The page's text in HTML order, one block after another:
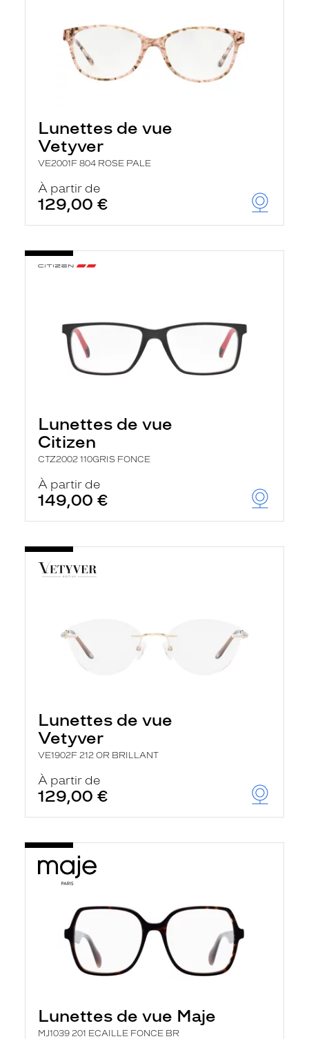
Lunettes de vue
Vetyver
VE2001F 804 ROSE PALE
À partir de
129,00 €
Lunettes de vue
Citizen
CTZ2002 110GRIS FONCE
À partir de
149,00 €
Lunettes de vue
Vetyver
VE1902F 212 OR BRILLANT
À partir de
129,00 €
Lunettes de vue Maje
MJ1039 201 ECAILLE FONCE BR